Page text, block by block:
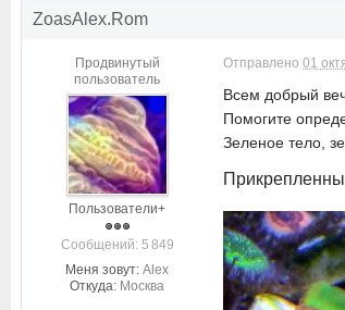
ZoasAlex.Rom
Продвинутый
пользователь
Пользователи+
Cообщений: 5 849
Меня зовут: Alex
Откуда: Москва
Отправлено 01
Всем добрый
Помогите
Зеленое тело,